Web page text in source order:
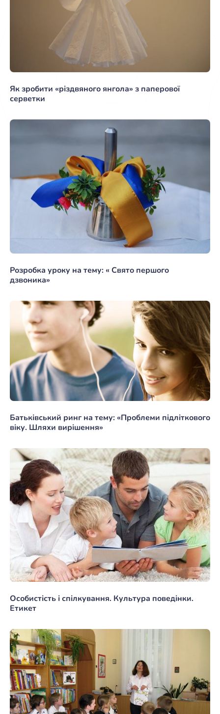
Як зробити «різдвяного янгола» з паперової
серветки
Розробка уроку на тему: « Свято першого
дзвоника»
Батьківський ринг на тему: «Проблеми підліткового
віку. Шляхи вирішення»
Особистість і спілкування. Культура поведінки.
Етикет